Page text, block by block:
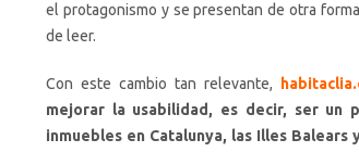
el protagonismo y se presentan de otra
de leer.
Con este cambio tan relevante,
mejorar la usabilidad, es decir, ser un
inmuebles en Catalunya, las Illes Balears